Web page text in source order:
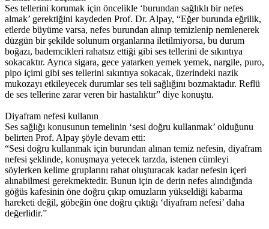
Ses tellerini korumak için öncelikle ‘burundan sağlıklı bir nefes
almak’ gerektiğini kaydeden Prof. Dr. Alpay, “Eğer burunda eğrilik,
etlerde büyüme varsa, nefes burundan alınıp temizlenip nemlenerek
düzgün bir şekilde solunum organlarına iletilmiyorsa, bu durum
boğazı, bademcikleri rahatsız ettiği gibi ses tellerini de sıkıntıya
sokacaktır. Ayrıca sigara, gece yatarken yemek yemek, nargile, puro,
pipo içimi gibi ses tellerini sıkıntıya sokacak, üzerindeki nazik
mukozayı etkileyecek durumlar ses teli sağlığını bozmaktadır. Reflü
de ses tellerine zarar veren bir hastalıktır” diye konuştu.
Diyafram nefesi kullanın
Ses sağlığı konusunun temelinin ‘sesi doğru kullanmak’ olduğunu
belirten Prof. Alpay şöyle devam etti:
“Sesi doğru kullanmak için burundan alınan temiz nefesin, diyafram
nefesi şeklinde, konuşmaya yetecek tarzda, istenen cümleyi
söylerken kelime gruplarını rahat oluşturacak kadar nefesin içeri
alınabilmesi gerekmektedir. Bunun için de derin nefes alındığında
göğüs kafesinin öne doğru çıkıp omuzların yükseldiği kabarma
hareketi değil, göbeğin öne doğru çıktığı ‘diyafram nefesi’ daha
değerlidir.”